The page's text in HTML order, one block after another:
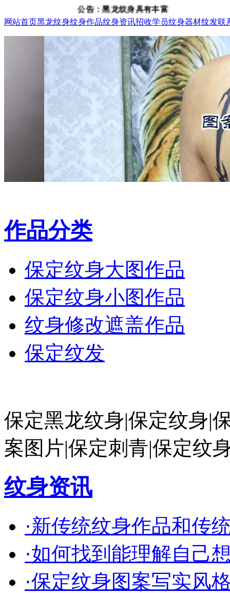
公告：黑龙纹身具有丰富的纹身、纹发经验
网站首页黑龙纹身纹身作品纹身资讯招收学员纹身器材纹发联
作品分类
保定纹身大图作品
保定纹身小图作品
纹身修改遮盖作品
保定纹发
保定黑龙纹身|保定纹身|
案图片|保定刺青|保定纹
纹身资讯
·新传统纹身作品和传
·如何找到能理解自己
·保定纹身图案写实风